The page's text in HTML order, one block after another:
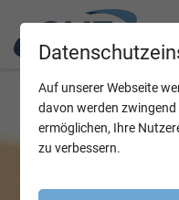
Auf unserer Webseite
davon werden
ermöglichen, Ihre
zu verbessern.